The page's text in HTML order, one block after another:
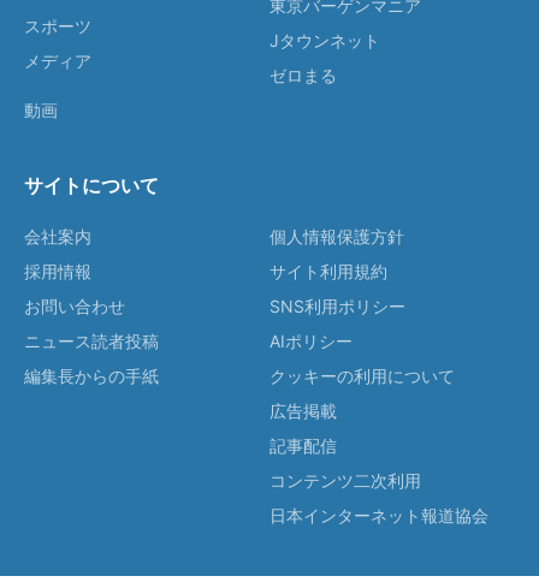
スポーツ
メディア
動画
東京バーゲンマニア
Jタウンネット
ゼロまる
サイトについて
会社案内
採用情報
お問い合わせ
ニュース読者投稿
編集長からの手紙
個人情報保護方針
サイト利用規約
SNS利用ポリシー
AIポリシー
クッキーの利用について
広告掲載
記事配信
コンテンツ二次利用
日本インターネット報道協会